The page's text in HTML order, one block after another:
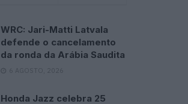
WRC: Jari-Matti Latvala
defende o cancelamento
da ronda da Arábia Saudita
6 AGOSTO, 2026
Honda Jazz celebra 25